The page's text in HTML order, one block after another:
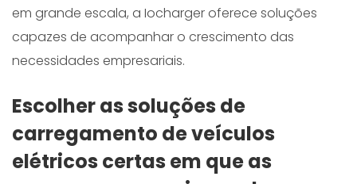
em grande escala, a Iocharger oferece soluções
capazes de acompanhar o crescimento das
necessidades empresariais.
Escolher as soluções de
carregamento de veículos
elétricos certas em que as